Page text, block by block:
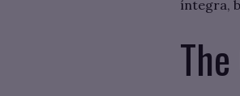
íntegra,